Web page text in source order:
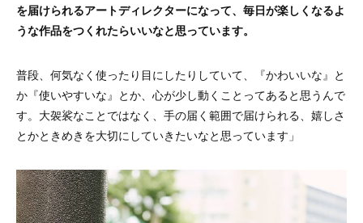
を届けられるアートディレクターになって、毎日が楽しくなるよ
うな作品をつくれたらいいなと思っています。
普段、何気なく使ったり目にしたりしていて、『かわいいな』と
か『使いやすいな』とか、心が少し動くことってあると思うんで
す。大袈裟なことではなく、手の届く範囲で届けられる、嬉しさ
とかときめきを大切にしていきたいなと思っています」